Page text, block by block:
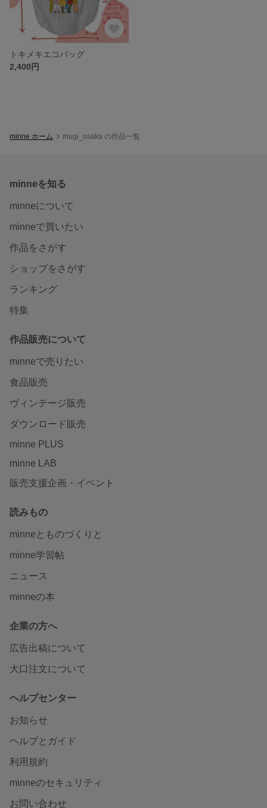
トキメキエコバッグ
2,400円
minne ホーム mugi_osaka の作品一覧
minneを知る
minneについて
minneで買いたい
作品をさがす
ショップをさがす
ランキング
特集
作品販売について
minneで売りたい
食品販売
ヴィンテージ販売
ダウンロード販売
minne PLUS
minne LAB
販売支援企画・イベント
読みもの
minneとものづくりと
minne学習帖
ニュース
minneの本
企業の方へ
広告出稿について
大口注文について
ヘルプセンター
お知らせ
ヘルプとガイド
利用規約
minneのセキュリティ
お問い合わせ